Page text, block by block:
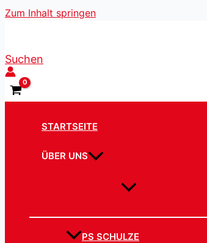
Zum Inhalt springen
Suchen
STARTSEITE
ÜBER UNS
PS SCHULZE